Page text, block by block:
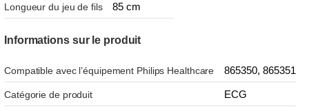
Longueur du jeu de fils 85 cm
Informations sur le produit
Compatible avec l’équipement Philips Healthcare 865350, 865351
Catégorie de produit ECG